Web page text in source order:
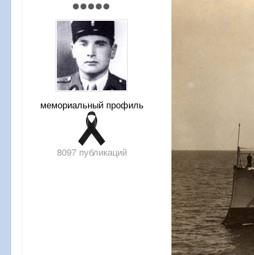
мемориальный профиль
8097 публикаций